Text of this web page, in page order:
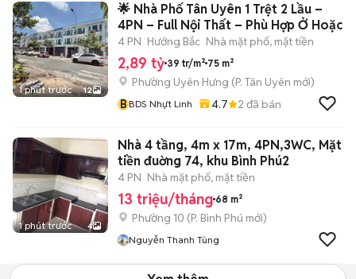
1 phút trước 12
🌟 Nhà Phố Tân Uyên 1 Trệt 2 Lầu –
4PN – Full Nội Thất – Phù Hợp Ở Hoặc
4 PN Hướng Bắc Nhà mặt phố, mặt tiền
2,89 tỷ 39 tr/m² 75 m²
Phường Uyên Hưng (P. Tân Uyên mới)
BBDS Nhựt Linh 4.7 2 đã bán
1 phút trước 4
Nhà 4 tầng, 4m x 17m, 4PN,3WC, Mặt
tiền đuờng 74, khu Bình Phú2
4 PN Nhà mặt phố, mặt tiền
13 triệu/tháng 68 m²
Phường 10 (P. Bình Phú mới)
Nguyễn Thanh Tùng